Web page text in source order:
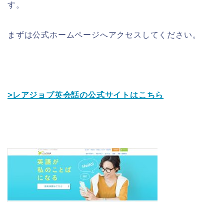
す。
まずは公式ホームページへアクセスしてください。
>レアジョブ英会話の公式サイトはこちら